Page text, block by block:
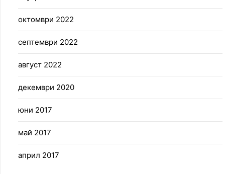
октомври 2022
септември 2022
август 2022
декември 2020
юни 2017
май 2017
април 2017